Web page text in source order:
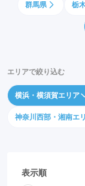
群馬県 栃
エリアで絞り込む
横浜・横須賀エリア
神奈川西部・湘南エ
表示順